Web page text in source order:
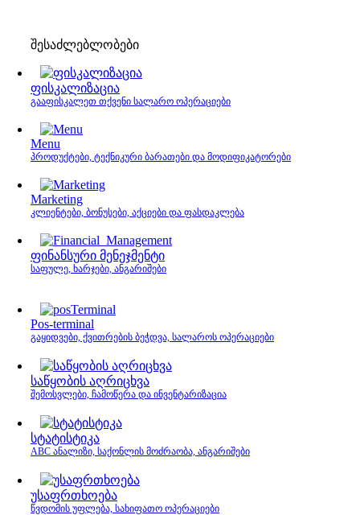
შესაძლებლობები
ფისკალიზაცია
გააფისკალეთ თქვენი სალარო ოპერაციები
Menu
პროდუქტები, ტექნიკური ბარათები და მოდიფიკატორები
Marketing
კლიენტები, ბონუსები, აქციები და ფასდაკლება
ფინანსური მენეჯმენტი
საფულე, ხარჯები, ანგარიშები
Pos-terminal
გაყიდვები, ქვითრების ბეჭდვა, სალაროს ოპერაციები
საწყობის აღრიცხვა
შემოსვლები, ჩამოწერა და ინვენტარიზაცია
სტატისტიკა
ABC ანალიზი, საქონლის მოძრაობა, ანგარიშები
უსაფრთხოება
წვდომის უფლება, სახიფათო ოპერაციები